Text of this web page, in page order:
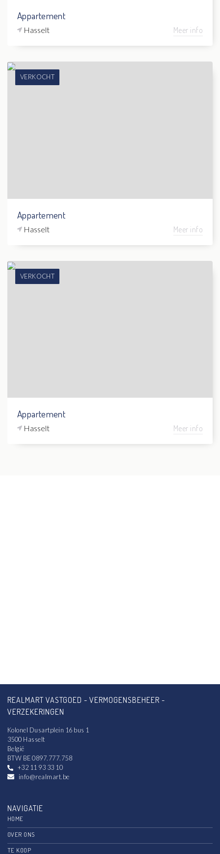
Appartement
Hasselt Meer info
VERKOCHT
Appartement
Hasselt Meer info
VERKOCHT
Appartement
Hasselt Meer info
REALMART VASTGOED - VERMOGENSBEHEER -
VERZEKERINGEN
Kolonel Dusartplein 16 bus 1
3500 Hasselt
België
BTW BE 0897.777.758
+32 11 93 33 10
info@realmart.be
NAVIGATIE
HOME
OVER ONS
TE KOOP